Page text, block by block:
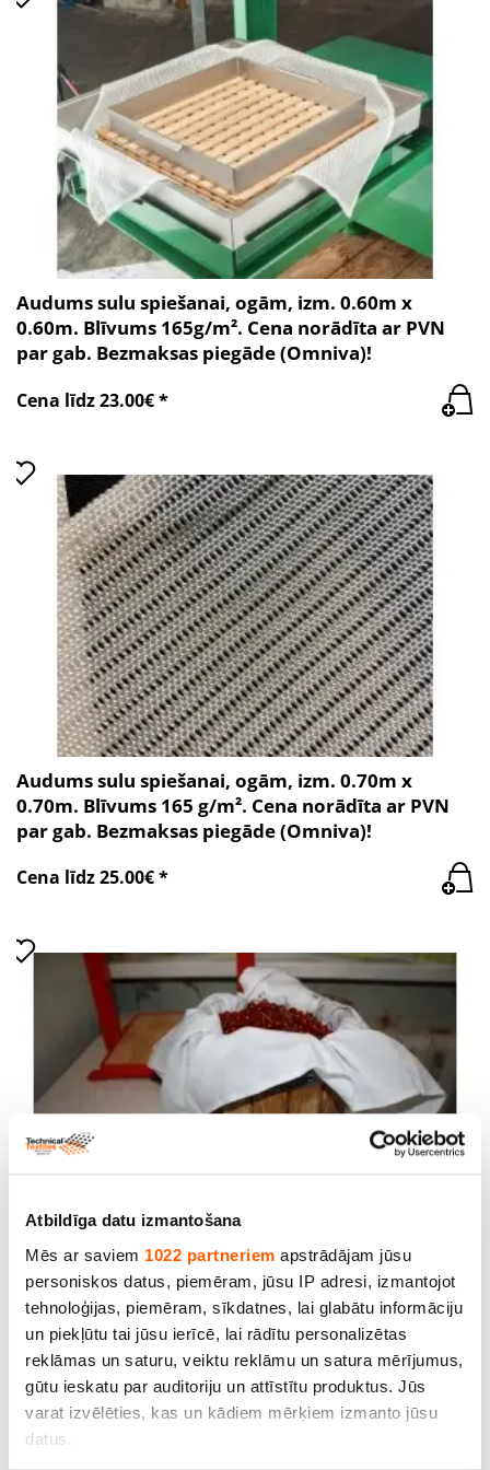
Atbildīga datu izmantošana
Mēs ar saviem 1022 partneriem apstrādājam jūsu
personiskos datus, piemēram, jūsu IP adresi, izmantojot
tehnoloģijas, piemēram, sīkdatnes, lai glabātu informāciju
un piekļūtu tai jūsu ierīcē, lai rādītu personalizētas
reklāmas un saturu, veiktu reklāmu un satura mērījumus,
gūtu ieskatu par auditoriju un attīstītu produktus. Jūs
varat izvēlēties, kas un kādiem mērķiem izmanto jūsu
datus.
Audums sulu spiešanai, ogām, izm. 0.60m x
0.60m. Blīvums 165g/m². Cena norādīta ar PVN
par gab. Bezmaksas piegāde (Omniva)!
Cena līdz 23.00€ *
Audums sulu spiešanai, ogām, izm. 0.70m x
0.70m. Blīvums 165 g/m². Cena norādīta ar PVN
par gab. Bezmaksas piegāde (Omniva)!
Cena līdz 25.00€ *
Audums sulu spiešanai, blīvums 140 g/m²
(biezumiem), izmērs 0.75 m x 0.75 m. Cena
norādīta ar PVN (21%) par gab. (Omniva)!
Cena līdz 14.90€ *